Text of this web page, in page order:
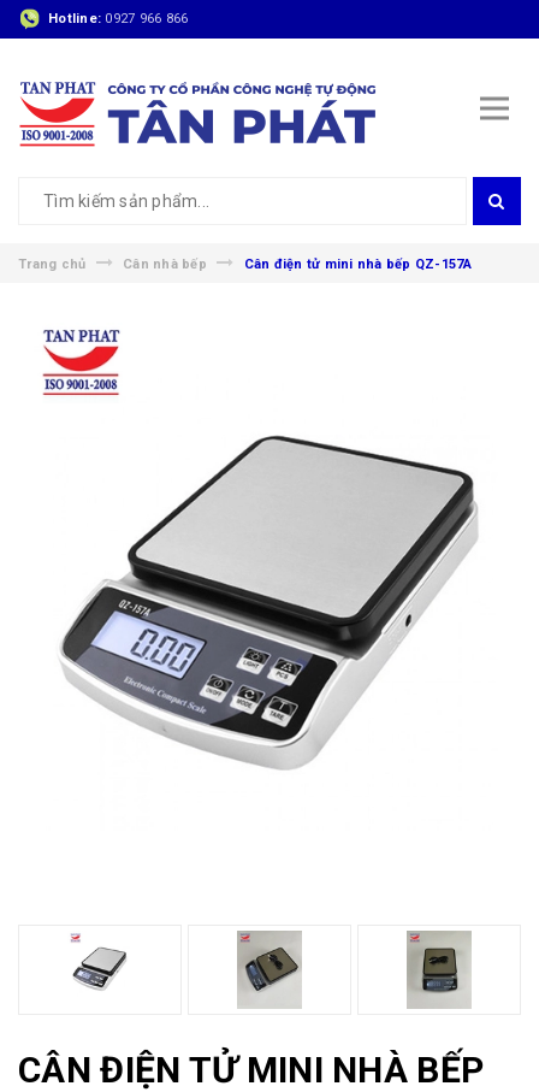
Hotline: 0927 966 866
Trang chủ Cân nhà bếp Cân điện tử mini nhà bếp QZ-157A
CÂN ĐIỆN TỬ MINI NHÀ BẾP